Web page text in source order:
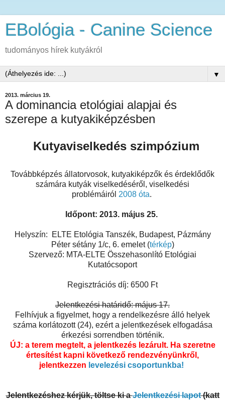
EBológia - Canine Science
tudományos hírek kutyákról
▼
2013. március 19.
A dominancia etológiai alapjai és
szerepe a kutyakiképzésben
Kutyaviselkedés szimpózium
Továbbképzés állatorvosok, kutyakiképzők és érdeklődők
számára kutyák viselkedéséről, viselkedési
problémáiról 2008 óta.
Időpont: 2013. május 25.
Helyszín: ELTE Etológia Tanszék, Budapest, Pázmány
Péter sétány 1/c, 6. emelet (térkép)
Szervező: MTA-ELTE Összehasonlító Etológiai
Kutatócsoport
Regisztrációs díj: 6500 Ft
Jelentkezési határidő: május 17.
Felhívjuk a figyelmet, hogy a rendelkezésre álló helyek
száma korlátozott (24), ezért a jelentkezések elfogadása
érkezési sorrendben történik.
ÚJ: a terem megtelt, a jelentkezés lezárult. Ha szeretne
értesítést kapni következő rendezvényünkről,
jelentkezzen levelezési csoportunkba!
Jelentkezéshez kérjük, töltse ki aJelentkezési lapot(katt